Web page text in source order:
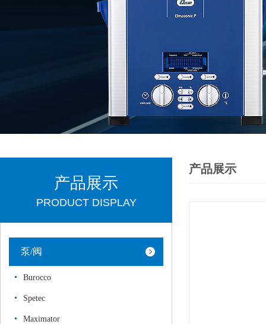
产品展示
PRODUCT DISPLAY
泵/阀
Burocco
Spetec
Maximator
产品展示